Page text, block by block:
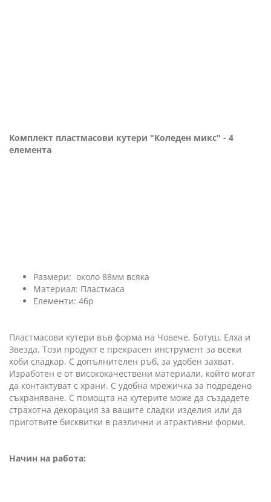
Комплект пластмасови кутери "Коледен микс" - 4
елемента
Размери: около 88мм всяка
Материал: Пластмаса
Елементи: 4бр
Пластмасови кутери във форма на Човече, Ботуш, Елха и
Звезда. Този продукт е прекрасен инструмент за всеки
хоби сладкар. С допълнителен ръб, за удобен захват.
Изработен е от висококачествени материали, който могат
да контактуват с храни. С удобна мрежичка за подредено
съхраняване. С помощта на кутерите може да създадете
страхотна декорация за вашите сладки изделия или да
приготвите бисквитки в различни и атрактивни форми.
Начин на работа: